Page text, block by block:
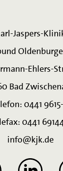
Jaspers-
Ehlers-
Bad
0441
0441
info@kjk.de